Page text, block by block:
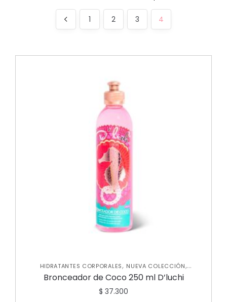
1 2 3 4
HIDRATANTES CORPORALES, NUEVA COLECCIÓN,
PROTECTOR SOLAR, SKIN CARE CORPORAL
Bronceador de Coco 250 ml D’luchi
$ 37.300